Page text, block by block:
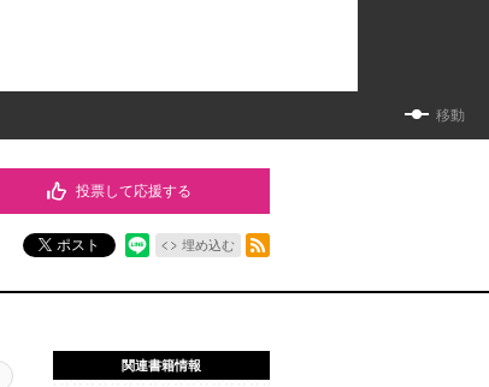
移動
投票して応援する
ポスト 埋め込む
関連書籍情報